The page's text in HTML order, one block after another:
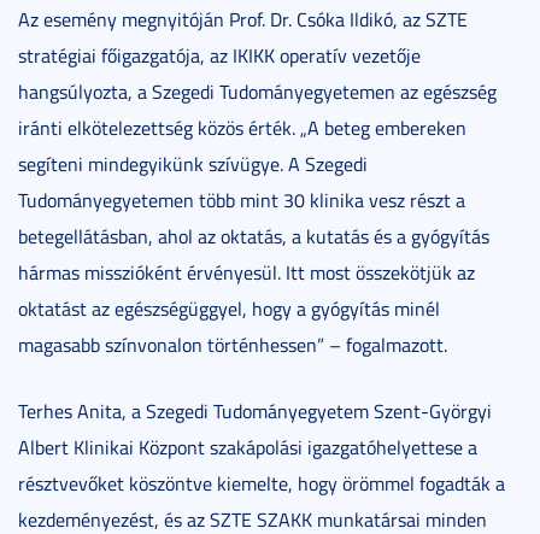
Az esemény megnyitóján Prof. Dr. Csóka Ildikó, az SZTE
stratégiai főigazgatója, az IKIKK operatív vezetője
hangsúlyozta, a Szegedi Tudományegyetemen az egészség
iránti elkötelezettség közös érték. „A beteg embereken
segíteni mindegyikünk szívügye. A Szegedi
Tudományegyetemen több mint 30 klinika vesz részt a
betegellátásban, ahol az oktatás, a kutatás és a gyógyítás
hármas misszióként érvényesül. Itt most összekötjük az
oktatást az egészségüggyel, hogy a gyógyítás minél
magasabb színvonalon történhessen” – fogalmazott.
Terhes Anita, a Szegedi Tudományegyetem Szent-Györgyi
Albert Klinikai Központ szakápolási igazgatóhelyettese a
résztvevőket köszöntve kiemelte, hogy örömmel fogadták a
kezdeményezést, és az SZTE SZAKK munkatársai minden